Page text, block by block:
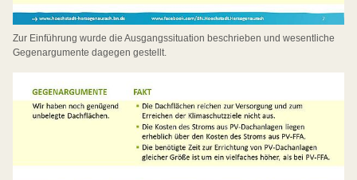
Zur Einführung wurde die Ausgangssituation beschrieben und wesentliche
Gegenargumente dagegen gestellt.